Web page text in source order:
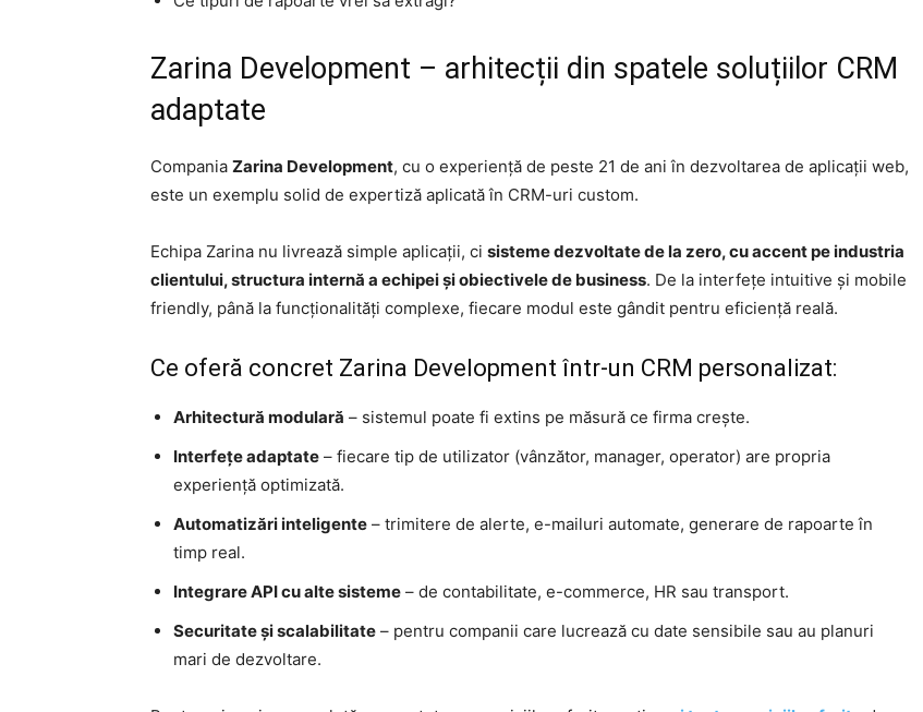
Zarina Development – arhitecții din spatele soluțiilor CRM
adaptate
Compania Zarina Development, cu o experiență de peste 21 de ani în dezvoltarea de aplicații web,
este un exemplu solid de expertiză aplicată în CRM-uri custom.
Echipa Zarina nu livrează simple aplicații, ci sisteme dezvoltate de la zero, cu accent pe industria
clientului, structura internă a echipei și obiectivele de business. De la interfețe intuitive și mobile
friendly, până la funcționalități complexe, fiecare modul este gândit pentru eficiență reală.
Ce oferă concret Zarina Development într-un CRM personalizat:
Arhitectură modulară – sistemul poate fi extins pe măsură ce firma crește.
Interfețe adaptate – fiecare tip de utilizator (vânzător, manager, operator) are propria
experiență optimizată.
Automatizări inteligente – trimitere de alerte, e-mailuri automate, generare de rapoarte în
timp real.
Integrare API cu alte sisteme – de contabilitate, e-commerce, HR sau transport.
Securitate și scalabilitate – pentru companii care lucrează cu date sensibile sau au planuri
mari de dezvoltare.